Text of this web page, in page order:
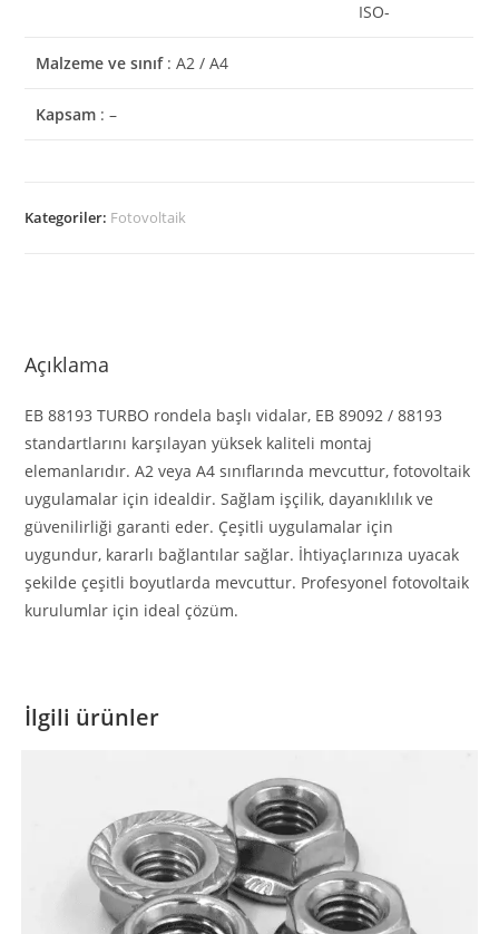
ISO-
Malzeme ve sınıf: A2 / A4
Kapsam : –
Kategoriler: Fotovoltaik
Açıklama
EB 88193 TURBO rondela başlı vidalar, EB 89092 / 88193
standartlarını karşılayan yüksek kaliteli montaj
elemanlarıdır. A2 veya A4 sınıflarında mevcuttur, fotovoltaik
uygulamalar için idealdir. Sağlam işçilik, dayanıklılık ve
güvenilirliği garanti eder. Çeşitli uygulamalar için
uygundur, kararlı bağlantılar sağlar. İhtiyaçlarınıza uyacak
şekilde çeşitli boyutlarda mevcuttur. Profesyonel fotovoltaik
kurulumlar için ideal çözüm.
İlgili ürünler